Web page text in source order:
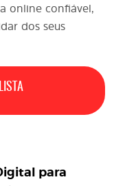
online confiável,
dos seus
para